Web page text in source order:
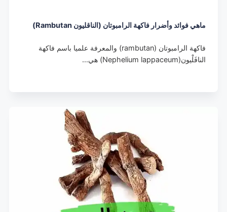
ماهي فوائد وأضرار فاكهة الرامبوتان (الناقليون Rambutan)
فاكهة الرامبوتان (rambutan) والمعرفة علميا باسم فاكهة
النافَلْيون(Nephelium lappaceum) هي…